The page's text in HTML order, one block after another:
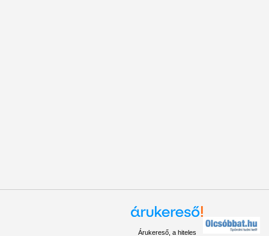
Árukereső, a hiteles